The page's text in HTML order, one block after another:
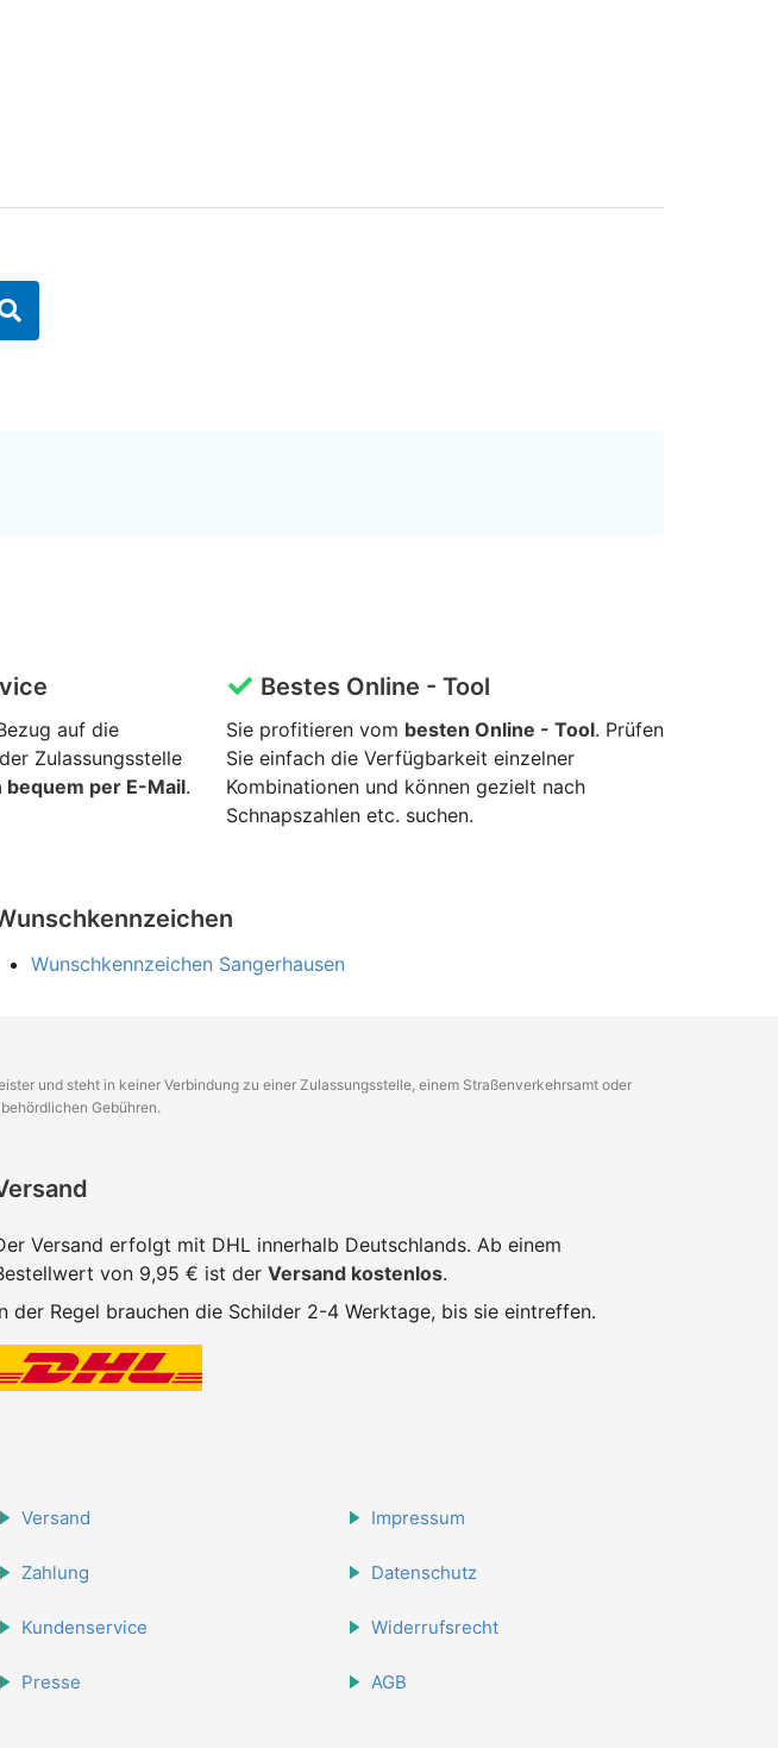
auf die
Zulassungsstelle
per E-Mail.
Bestes Online - Tool
Sie profitieren vom besten Online - Tool. Prüfen
Sie einfach die Verfügbarkeit einzelner
Kombinationen und können gezielt nach
Schnapszahlen etc. suchen.
Wunschkennzeichen Sangerhausen
und steht in keiner Verbindung zu einer Zulassungsstelle, einem Straßenverkehrsamt oder
Gebühren.
Versand erfolgt mit DHL innerhalb Deutschlands. Ab einem
von 9,95 € ist der Versand kostenlos.
der Regel brauchen die Schilder 2-4 Werktage, bis sie eintreffen.
Versand
Zahlung
Kundenservice
Presse
Impressum
Datenschutz
Widerrufsrecht
AGB